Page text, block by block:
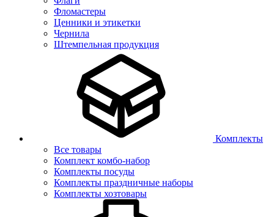
Фломастеры
Ценники и этикетки
Чернила
Штемпельная продукция
Комплекты
Все товары
Комплект комбо-набор
Комплекты посуды
Комплекты праздничные наборы
Комплекты хозтовары